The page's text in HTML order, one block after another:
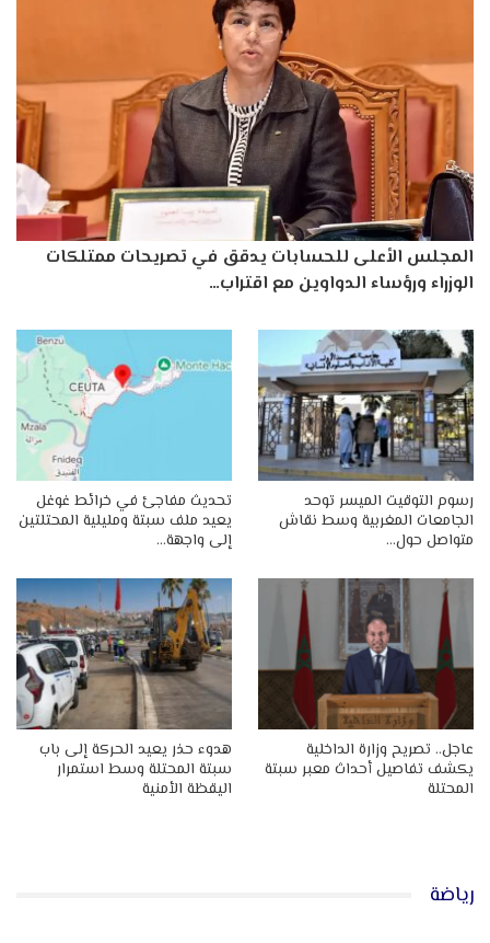
المجلس الأعلى للحسابات يدقق في تصريحات ممتلكات
الوزراء ورؤساء الدواوين مع اقتراب…
رسوم التوقيت الميسر توحد
الجامعات المغربية وسط نقاش
متواصل حول…
تحديث مفاجئ في خرائط غوغل
يعيد ملف سبتة ومليلية المحتلتين
إلى واجهة…
عاجل.. تصريح وزارة الداخلية
يكشف تفاصيل أحداث معبر سبتة
المحتلة
هدوء حذر يعيد الحركة إلى باب
سبتة المحتلة وسط استمرار
اليقظة الأمنية
رياضة